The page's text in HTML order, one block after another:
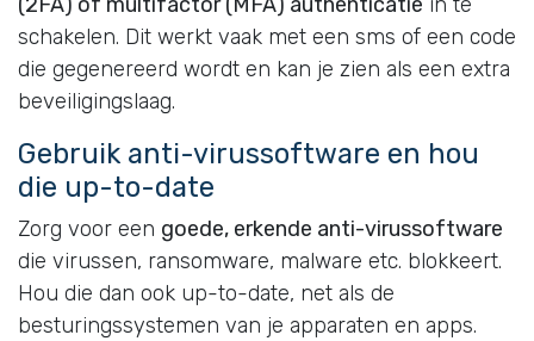
schakelen. Dit werkt vaak met een sms of een code
die gegenereerd wordt en kan je zien als een extra
beveiligingslaag.
Gebruik anti-virussoftware en hou
die up-to-date
Zorg voor een goede, erkende anti-virussoftware
die virussen, ransomware, malware etc. blokkeert.
Hou die dan ook up-to-date, net als de
besturingssystemen van je apparaten en apps.